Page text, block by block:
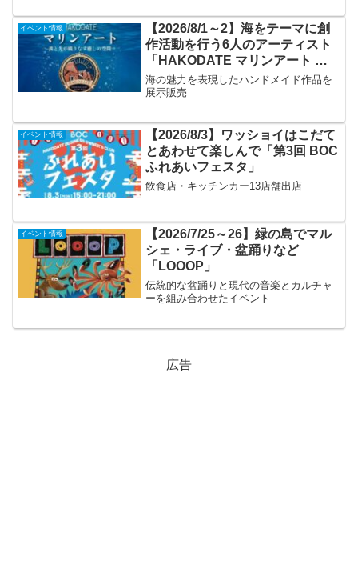
年7月25日(土)から9月23日(水・祝)まで開
催し...
イベント情報
【2026/8/1～2】海をテーマに創
作活動を行う6人のアーティスト
「HAKODATE マリンアート ～
波と光が織りなす癒しの空間～」
海の魅力を表現したハンドメイド作品を
展示販売
イベント情報
【2026/8/3】ワッショイはこだて
とあわせて楽しんで「第3回 BOC
ふれあいフェスタ」
飲食店・キッチンカー13店舗出店
イベント情報
【2026/7/25～26】緑の島でマル
シェ・ライブ・盆踊りなど
「LOOOP」
伝統的な盆踊りと現代の音楽とカルチャ
ーを組み合わせたイベント
広告